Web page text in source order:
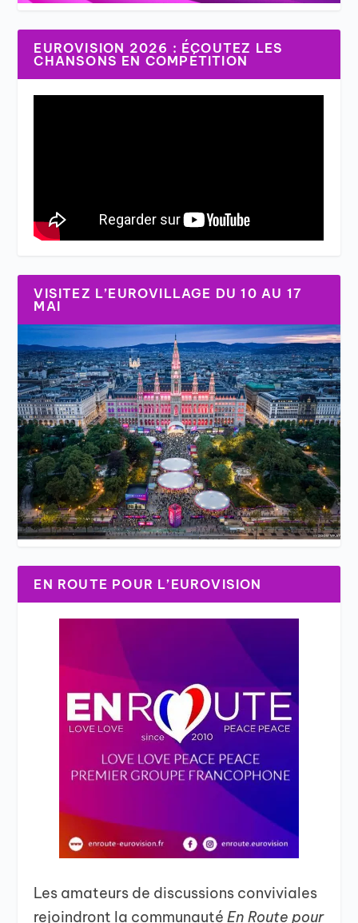
EUROVISION 2026 : ÉCOUTEZ LES
CHANSONS EN COMPÉTITION
VISITEZ L’EUROVILLAGE DU 10 AU 17
MAI
EN ROUTE POUR L’EUROVISION
Les amateurs de discussions conviviales
rejoindront la communautéEn Route pour